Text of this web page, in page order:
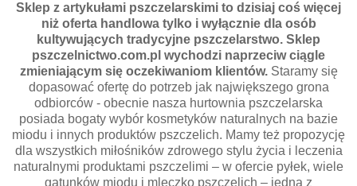
Sklep z artykułami pszczelarskimi to dzisiaj coś więcej
niż oferta handlowa tylko i wyłącznie dla osób
kultywujących tradycyjne pszczelarstwo. Sklep
pszczelnictwo.com.pl wychodzi naprzeciw ciągle
zmieniającym się oczekiwaniom klientów.Staramy się
dopasować ofertę do potrzeb jak największego grona
odbiorców - obecnie nasza hurtownia pszczelarska
posiada bogaty wybór kosmetyków naturalnych na bazie
miodu i innych produktów pszczelich. Mamy też propozycję
dla wszystkich miłośników zdrowego stylu życia i leczenia
naturalnymi produktami pszczelimi – w ofercie pyłek, wiele
gatunków miodu i mleczko pszczelich – jedna z